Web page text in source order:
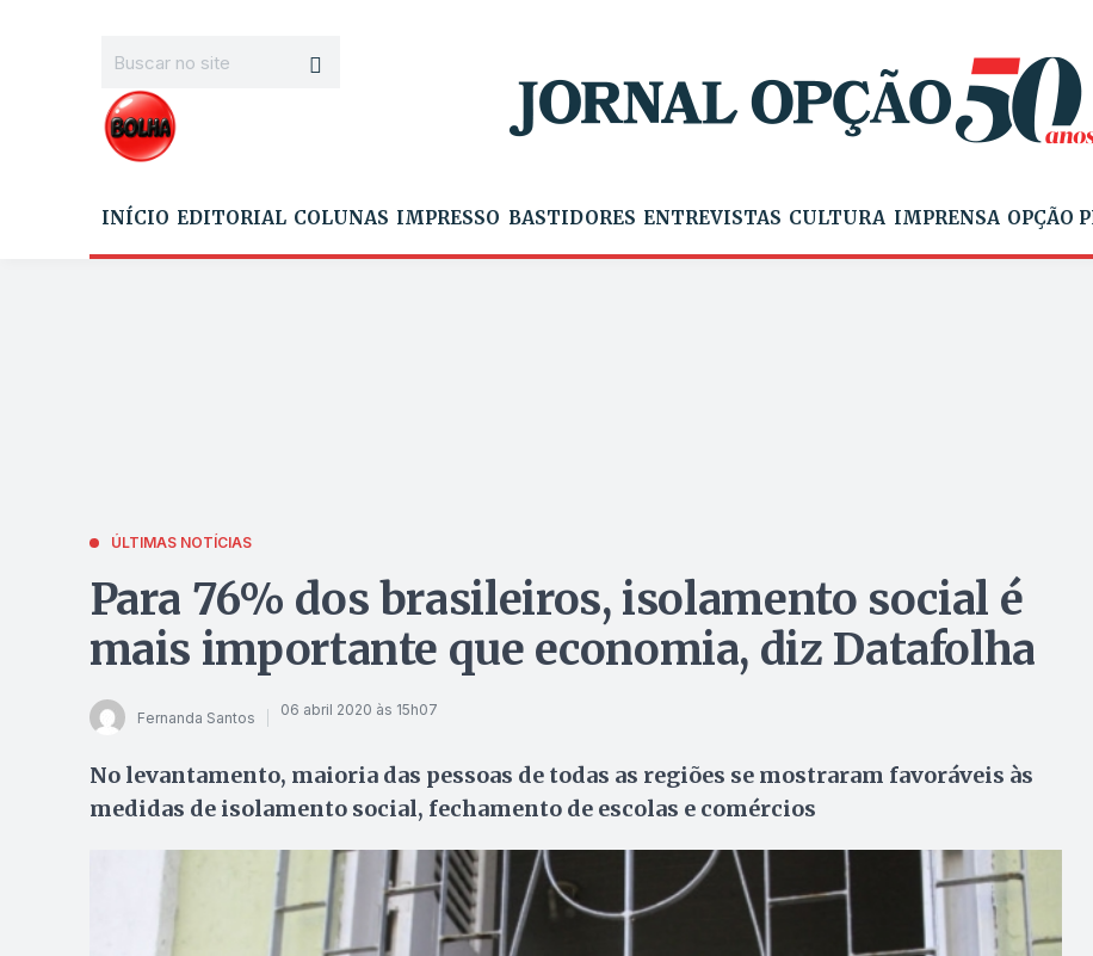
INÍCIO EDITORIAL COLUNAS IMPRESSO BASTIDORES ENTREVISTAS CULTURA IMPRENSA OPÇÃO
ÚLTIMAS NOTÍCIAS
Para 76% dos brasileiros, isolamento social é
mais importante que economia, diz Datafolha
Fernanda Santos 06 abril 2020 às 15h07
No levantamento, maioria das pessoas de todas as regiões se mostraram favoráveis às
medidas de isolamento social, fechamento de escolas e comércios